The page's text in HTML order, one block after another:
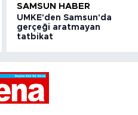
SAMSUN HABER
UMKE'den Samsun'da
gerçeği aratmayan
tatbikat